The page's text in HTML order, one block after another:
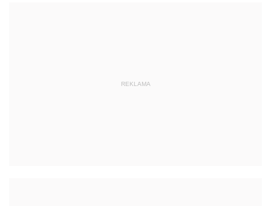
REKLAMA